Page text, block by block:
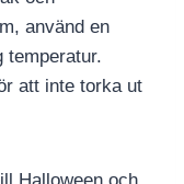
använd en
temperatur.
att inte torka ut